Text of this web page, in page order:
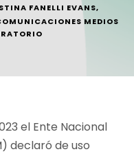
FANELLI EVANS,
MEDIOS
el Ente Nacional
declaró de uso